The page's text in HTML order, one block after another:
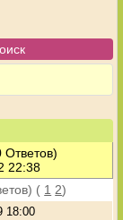
Ответов)
22:38
( 1 2)
18:00